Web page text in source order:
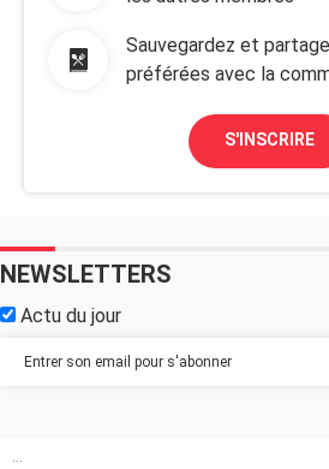
Sauvegardez et
préférées avec la
S'INSCRIRE
NEWSLETTERS
Actu du jour
...